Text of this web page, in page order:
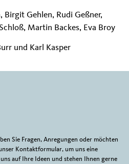
Birgit Gehlen, Rudi Geßner,
Martin Backes, Eva Broy
und Karl Kasper
Sie Fragen, Anregungen oder möchten
Kontaktformular, um uns eine
auf Ihre Ideen und stehen Ihnen gerne